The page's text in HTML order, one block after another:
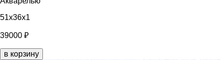
51x36x1
39000 ₽
в корзину